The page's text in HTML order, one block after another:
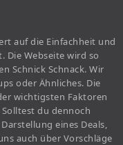
auf die Einfachheit und
Die Webseite wird so
Schnick Schnack. Wir
oder Ähnliches. Die
wichtigsten Faktoren
du dennoch
eines Deals,
auch über Vorschläge